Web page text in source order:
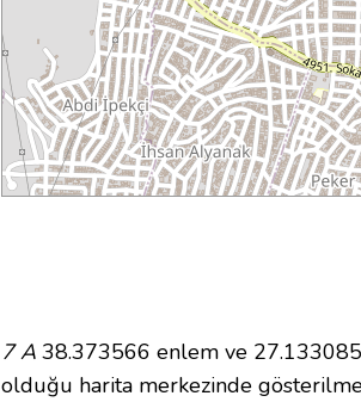
7 A 38.373566 enlem ve 27.133085
olduğu harita merkezinde